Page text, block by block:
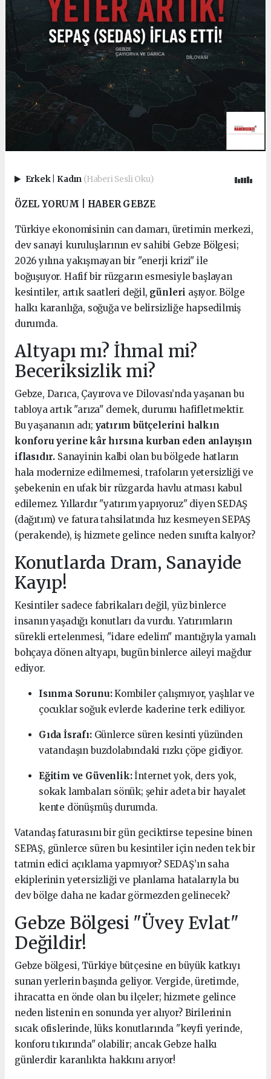
Erkek Kadın (Haberi Sesli Oku)
ÖZEL YORUM | HABER GEBZE
Türkiye ekonomisinin can damarı, üretimin merkezi,
dev sanayi kuruluşlarının ev sahibi Gebze Bölgesi;
2026 yılına yakışmayan bir "enerji krizi" ile
boğuşuyor. Hafif bir rüzgarın esmesiyle başlayan
kesintiler, artık saatleri değil, günleri aşıyor. Bölge
halkı karanlığa, soğuğa ve belirsizliğe hapsedilmiş
durumda.
Altyapı mı? İhmal mi?
Beceriksizlik mi?
Gebze, Darıca, Çayırova ve Dilovası’nda yaşanan bu
tabloya artık "arıza" demek, durumu hafifletmektir.
Bu yaşananın adı; yatırım bütçelerini halkın
konforu yerine kâr hırsına kurban eden anlayışın
iflasıdır. Sanayinin kalbi olan bu bölgede hatların
hala modernize edilmemesi, trafoların yetersizliği ve
şebekenin en ufak bir rüzgarda havlu atması kabul
edilemez. Yıllardır "yatırım yapıyoruz" diyen SEDAŞ
(dağıtım) ve fatura tahsilatında hız kesmeyen SEPAŞ
(perakende), iş hizmete gelince neden sınıfta kalıyor?
Konutlarda Dram, Sanayide
Kayıp!
Kesintiler sadece fabrikaları değil, yüz binlerce
insanın yaşadığı konutları da vurdu. Yatırımların
sürekli ertelenmesi, "idare edelim" mantığıyla yamalı
bohçaya dönen altyapı, bugün binlerce aileyi mağdur
ediyor.
Isınma Sorunu:Kombiler çalışmıyor, yaşlılar ve
çocuklar soğuk evlerde kaderine terk ediliyor.
Gıda İsrafı:Günlerce süren kesinti yüzünden
vatandaşın buzdolabındaki rızkı çöpe gidiyor.
Eğitim ve Güvenlik:İnternet yok, ders yok,
sokak lambaları sönük; şehir adeta bir hayalet
kente dönüşmüş durumda.
Vatandaş faturasını bir gün geciktirse tepesine binen
SEPAŞ, günlerce süren bu kesintiler için neden tek bir
tatmin edici açıklama yapmıyor? SEDAŞ’ın saha
ekiplerinin yetersizliği ve planlama hatalarıyla bu
dev bölge daha ne kadar görmezden gelinecek?
Gebze Bölgesi "Üvey Evlat"
Değildir!
Gebze bölgesi, Türkiye bütçesine en büyük katkıyı
sunan yerlerin başında geliyor. Vergide, üretimde,
ihracatta en önde olan bu ilçeler; hizmete gelince
neden listenin en sonunda yer alıyor? Birilerinin
sıcak ofislerinde, lüks konutlarında "keyfi yerinde,
konforu tıkırında" olabilir; ancak Gebze halkı
günlerdir karanlıkta hakkını arıyor!